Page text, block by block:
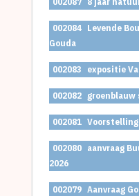
002084 Levende
Gouda
002083 expositie
002082
002081
002080 aanvraag
2026
002079 Aanvraag